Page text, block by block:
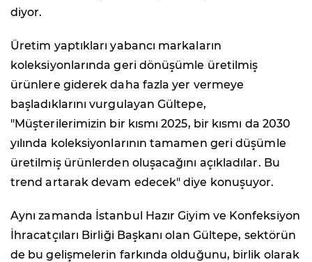
diyor.
Üretim yaptıkları yabancı markaların
koleksiyonlarında geri dönüşümle üretilmiş
ürünlere giderek daha fazla yer vermeye
başladıklarını vurgulayan Gültepe,
"Müşterilerimizin bir kısmı 2025, bir kısmı da 2030
yılında koleksiyonlarının tamamen geri düşümle
üretilmiş ürünlerden oluşacağını açıkladılar. Bu
trend artarak devam edecek" diye konuşuyor.
Aynı zamanda İstanbul Hazır Giyim ve Konfeksiyon
İhracatçıları Birliği Başkanı olan Gültepe, sektörün
de bu gelişmelerin farkında olduğunu, birlik olarak